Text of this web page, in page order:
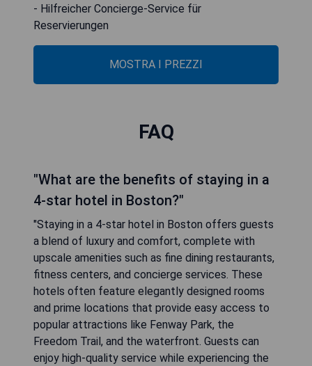
- Hilfreicher Concierge-Service für
Reservierungen
MOSTRA I PREZZI
FAQ
"What are the benefits of staying in a
4-star hotel in Boston?"
"Staying in a 4-star hotel in Boston offers guests
a blend of luxury and comfort, complete with
upscale amenities such as fine dining restaurants,
fitness centers, and concierge services. These
hotels often feature elegantly designed rooms
and prime locations that provide easy access to
popular attractions like Fenway Park, the
Freedom Trail, and the waterfront. Guests can
enjoy high-quality service while experiencing the